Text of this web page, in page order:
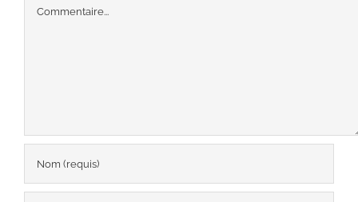
Commentaire